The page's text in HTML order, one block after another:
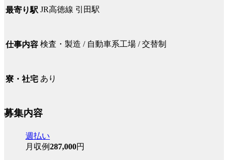
最寄り駅 JR高徳線 引田駅
仕事内容 検査・製造 / 自動車系工場 / 交替制
寮・社宅 あり
募集内容
週払い
月収例287,000円